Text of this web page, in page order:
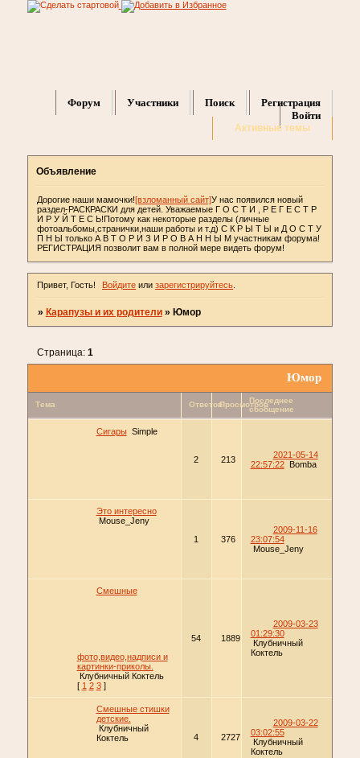
Форум Участники Поиск
Регистрация
Войти
Активные темы
Объявление
Дорогие наши мамочки![взломанный сайт]У нас появился новый
раздел-РАСКРАСКИ для детей. Уважаемые Г О С Т И , Р Е Г Е С Т Р
И Р У Й Т Е С Ь!Потому как некоторые разделы (личные
фотоальбомы,странички,наши работы и т.д) С К Р Ы Т Ы и Д О С Т У
П Н Ы только А В Т О Р И З И Р О В А Н Н Ы М участникам форума!
РЕГИСТРАЦИЯ позволит вам в полной мере видеть форум!
Привет, Гость! Войдите илизарегистрируйтесь
» Карапузы и их родители » Юмор
Юмор
Страница: 1
Тема ОтветовПросмотровПоследнее
сообщение
Сигары Simple
2 213
2021-05-14
22:57:22
Bomba
Это интересно
Mouse_Jeny
1
376
2009-11-16
23:07:54
Mouse_Jeny
Смешные
фото,видео,надписи и
картинки-приколы.
Клубничный Коктель
[ 1 2 3 ]
54 1889
2009-03-23
01:29:30
Клубничный
Коктель
Смешные стишки
детские.
Клубничный
Коктель
4 2727
2009-03-22
03:02:55
Клубничный
Коктель